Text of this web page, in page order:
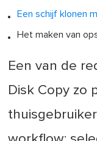
Een schijf klonen
Het maken van
Een van de
Disk Copy zo